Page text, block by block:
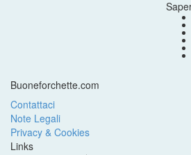
Buoneforchette.com
Contattaci
Note Legali
Privacy & Cookies
Links